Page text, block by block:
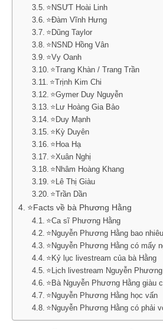
⭐NSƯT Hoài Linh
⭐Đàm Vĩnh Hưng
⭐Dũng Taylor
⭐NSND Hồng Vân
⭐Vy Oanh
⭐Trang Khàn / Trang Trần
⭐Trịnh Kim Chi
⭐Gymer Duy Nguyễn
⭐Lư Hoàng Gia Bảo
⭐Duy Mạnh
⭐Kỳ Duyên
⭐Hoa Hạ
⭐Xuân Nghị
⭐Nhâm Hoàng Khang
⭐Lê Thị Giàu
⭐Trần Dần
⭐Facts về bà Phương Hằng
⭐Ca sĩ Phương Hằng
⭐Nguyễn Phương Hằng bao
⭐Nguyễn Phương Hằng có mấy
⭐Kỷ lục livestream của bà Hằng
⭐Lịch livestream Nguyễn
⭐Bà Nguyễn Phương Hằng giàu
⭐Nguyễn Phương Hằng học vấn
⭐Nguyễn Phương Hằng có phải